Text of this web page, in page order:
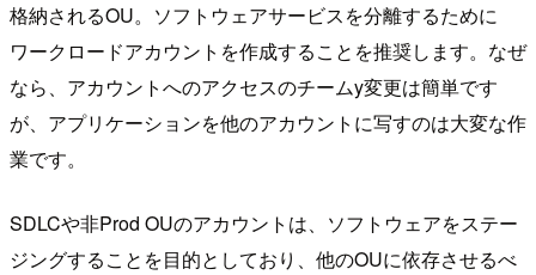
格納されるOU。ソフトウェアサービスを分離するために
ワークロードアカウントを作成することを推奨します。なぜ
なら、アカウントへのアクセスのチームy変更は簡単です
が、アプリケーションを他のアカウントに写すのは大変な作
業です。
SDLCや非Prod OUのアカウントは、ソフトウェアをステー
ジングすることを目的としており、他のOUに依存させるべ